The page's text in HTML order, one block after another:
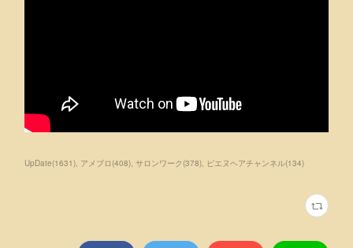
UpDate(1631) アメブロ (408) サロンワーク (378) ピエヌヘアチャンネル(134)